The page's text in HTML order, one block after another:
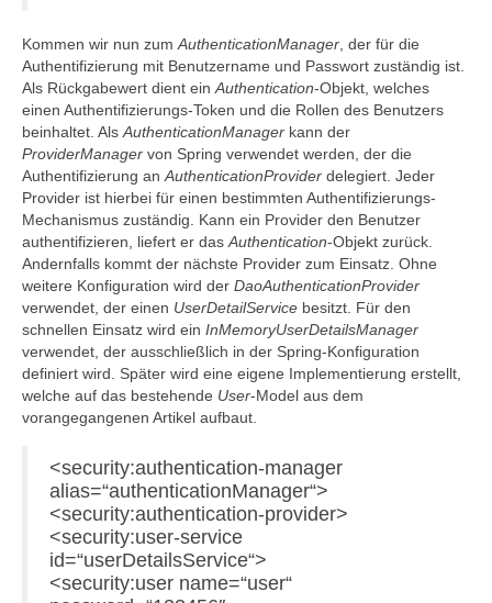
Kommen wir nun zum AuthenticationManager , der für die
Authentifizierung mit Benutzername und Passwort zuständig ist.
Als Rückgabewert dient ein Authentication-Objekt, welches
einen Authentifizierungs-Token und die Rollen des Benutzers
beinhaltet. Als AuthenticationManager kann der
ProviderManager von Spring verwendet werden, der die
Authentifizierung an AuthenticationProvider delegiert. Jeder
Provider ist hierbei für einen bestimmten Authentifizierungs-
Mechanismus zuständig. Kann ein Provider den Benutzer
authentifizieren, liefert er das Authentication-Objekt zurück.
Andernfalls kommt der nächste Provider zum Einsatz. Ohne
weitere Konfiguration wird der DaoAuthenticationProvider
verwendet, der einen UserDetailService besitzt. Für den
schnellen Einsatz wird ein InMemoryUserDetailsManager
verwendet, der ausschließlich in der Spring-Konfiguration
definiert wird. Später wird eine eigene Implementierung erstellt,
welche auf das bestehende User-Model aus dem
vorangegangenen Artikel aufbaut.
<security:authentication-manager
alias=“authenticationManager“>
<security:authentication-provider>
<security:user-service
id=“userDetailsService“>
<security:user name=“user“